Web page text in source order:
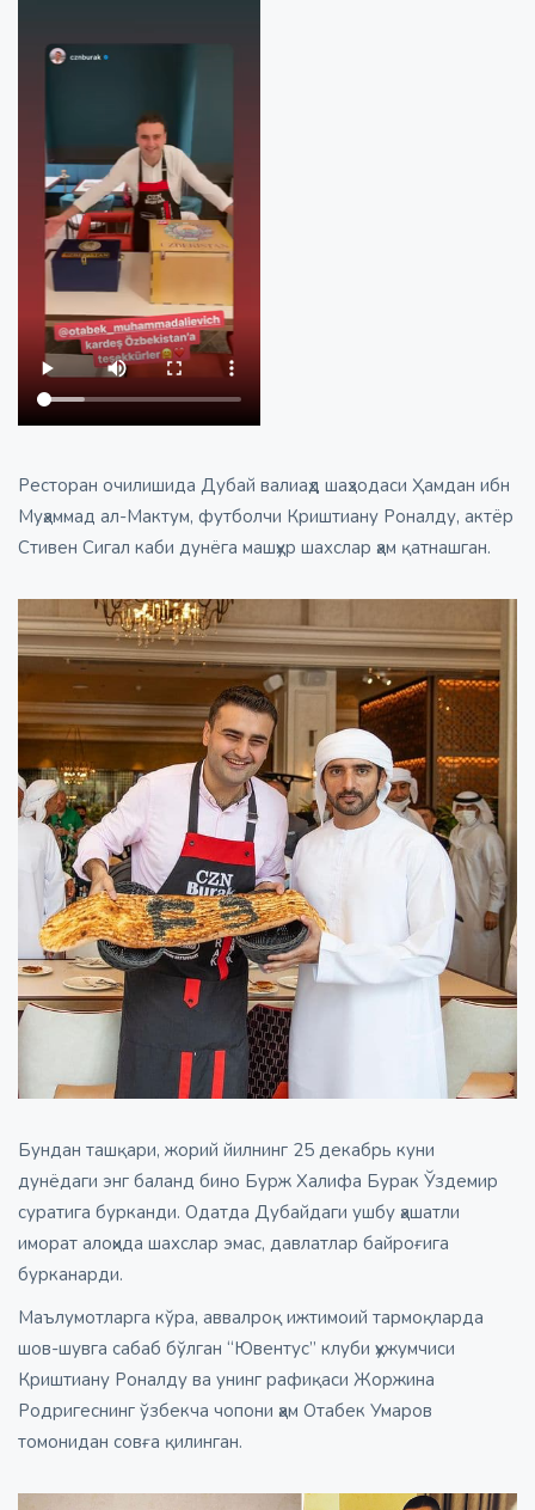
Ресторан очилишида Дубай валиаҳд шаҳзодаси Ҳамдан ибн
Муҳаммад ал-Мактум, футболчи Криштиану Роналду, актёр
Стивен Сигал каби дунёга машҳур шахслар ҳам қатнашган.
Бундан ташқари, жорий йилнинг 25 декабрь куни
дунёдаги энг баланд бино Бурж Халифа Бурак Ўздемир
суратига бурканди. Одатда Дубайдаги ушбу ҳашатли
иморат алоҳида шахслар эмас, давлатлар байроғига
бурканарди.
Маълумотларга кўра, аввалроқ ижтимоий тармоқларда
шов-шувга сабаб бўлган “Ювентус” клуби ҳужумчиси
Криштиану Роналду ва унинг рафиқаси Жоржина
Родригеснинг ўзбекча чопони ҳам Отабек Умаров
томонидан совға қилинган.